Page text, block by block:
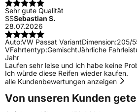
Sehr gute Qualität
SSSebastian S.
28.07.2026
Auto:VW Passat VariantDimension:205/
VFahrtentyp:GemischtJährliche
Jahr
Laufen sehr leise und ich habe keine
Ich würde diese Reifen wieder kaufen.
alle Kundenbewertungen anzeigen
Von unseren Kunden